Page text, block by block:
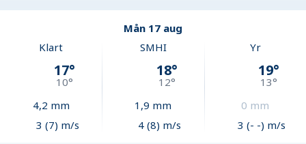
Mån 17 aug
Klart
17°
10°
4,2 mm
3 (7) m/s
SMHI
18°
12°
1,9 mm
4 (8) m/s
Yr
19°
13°
0 mm
3 (- -) m/s